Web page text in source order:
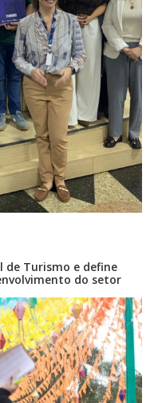
fechado nos dias 10 e 11 de
de Turismo e define
do setor